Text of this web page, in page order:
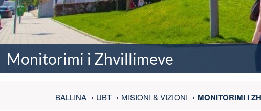
Monitorimi i Zhvillimeve
BALLINA UBT MISIONI & VIZIONI MONITORIMI I